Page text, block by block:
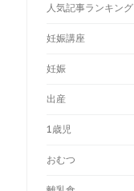
人気記事ランキング
妊娠講座
妊娠
出産
1歳児
おむつ